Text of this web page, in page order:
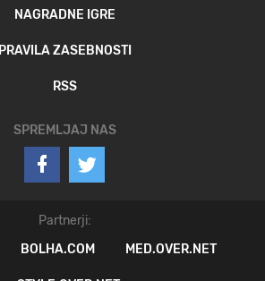
NAGRADNE IGRE
PRAVILA ZASEBNOSTI
RSS
SPREMLJAJ NAS
Partnerji:
BOLHA.COM MED.OVER.NET